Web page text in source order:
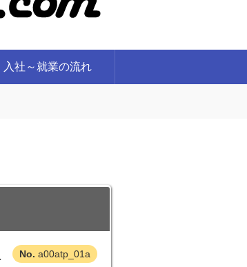
入社～就業の流れ
a00atp_01a